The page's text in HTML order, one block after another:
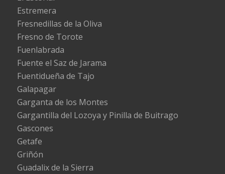
Estremera
Fresnedillas de la Oliva
Fresno de Torote
Fuenlabrada
Fuente el Saz de Jarama
Fuentidueña de Tajo
Galapagar
Garganta de los Montes
Gargantilla del Lozoya y Pinilla de Buitrago
Gascones
Getafe
Griñón
Guadalix de la Sierra